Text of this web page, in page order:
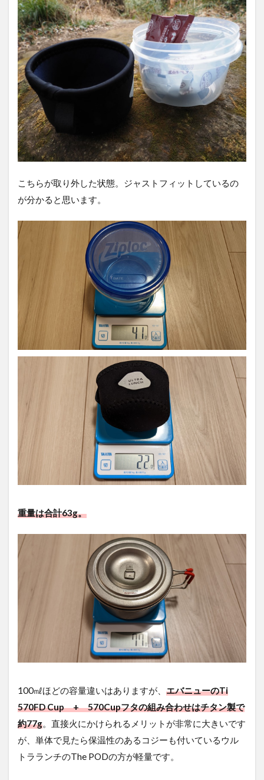
こちらが取り外した状態。ジャストフィットしているの
が分かると思います。
重量は合計63g。
100㎖ほどの容量違いはありますが、 エバニューのTi
570FD Cup + 570Cupフタの組み合わせはチタン製で
約77g。直接火にかけられるメリットが非常に大きいです
が、単体で見たら保温性のあるコジーも付いているウル
トラランチのThe PODの方が軽量です。